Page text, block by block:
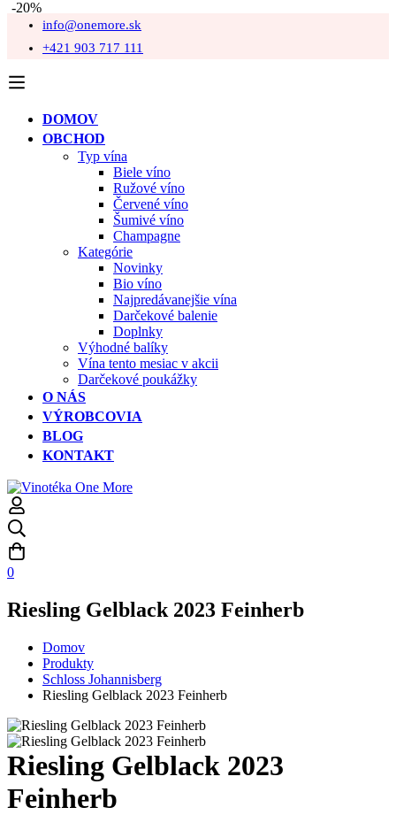
info@onemore.sk
+421 903 717 111
DOMOV
OBCHOD
Typ vína
Biele víno
Ružové víno
Červené víno
Šumivé víno
Champagne
Kategórie
Novinky
Bio víno
Najpredávanejšie vína
Darčekové balenie
Doplnky
Výhodné balíky
Vína tento mesiac v akcii
Darčekové poukážky
O NÁS
VÝROBCOVIA
BLOG
KONTAKT
0
Riesling Gelblack 2023 Feinherb
Domov
Produkty
Schloss Johannisberg
Riesling Gelblack 2023 Feinherb
Riesling Gelblack 2023
Feinherb
-20%